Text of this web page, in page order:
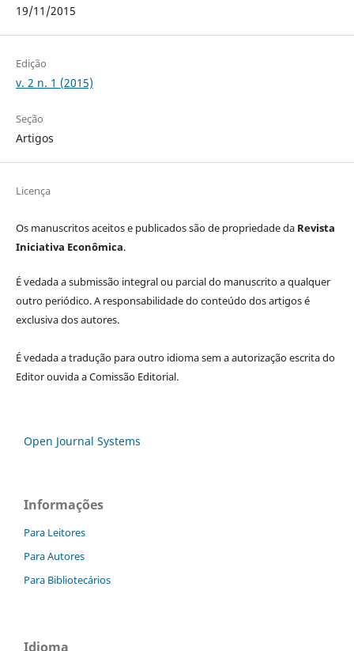
19/11/2015
Edição
v. 2 n. 1 (2015)
Seção
Artigos
Licença
Os manuscritos aceitos e publicados são de propriedade da Revista
Iniciativa Econômica.
É vedada a submissão integral ou parcial do manuscrito a qualquer
outro periódico. A responsabilidade do conteúdo dos artigos é
exclusiva dos autores.
É vedada a tradução para outro idioma sem a autorização escrita do
Editor ouvida a Comissão Editorial.
Open Journal Systems
Informações
Para Leitores
Para Autores
Para Bibliotecários
Idioma